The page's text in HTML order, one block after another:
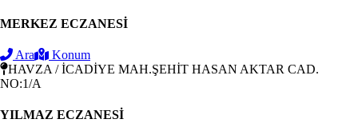
MERKEZ ECZANESİ
Ara
Konum
HAVZA / İCADİYE MAH.ŞEHİT HASAN AKTAR CAD.
NO:1/A
YILMAZ ECZANESİ